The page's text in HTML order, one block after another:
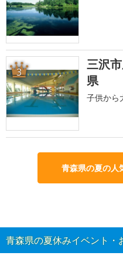
3
三沢
県
子供から
青森県の夏の人
青森県の夏休みイベント・